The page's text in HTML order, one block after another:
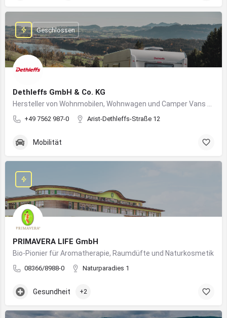
Dethleffs GmbH & Co. KG
+49 7562 987-0 Arist-Dethleffs-Straße 12
Geschlossen
Mobilität
PRIMAVERA LIFE GmbH
Bio-Pionier für Aromatherapie, Raumdüfte und Naturkosmetik
08366/8988-0 Naturparadies 1
Gesundheit +2